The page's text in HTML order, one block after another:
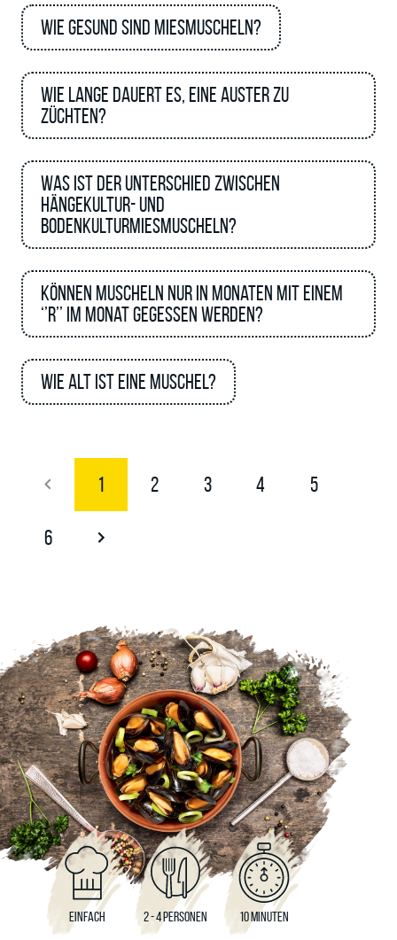
Wie gesund sind Miesmuscheln?
Wie lange dauert es, eine Auster zu
züchten?
Was ist der Unterschied zwischen
Hängekultur- und
Bodenkulturmiesmuscheln?
Können Muscheln nur in Monaten mit einem
‘’R’’ im Monat gegessen werden?
Wie alt ist eine Muschel?
1 2 3 4 5
6
EINFACH 2 - 4 PERSONEN 10 MINUTEN